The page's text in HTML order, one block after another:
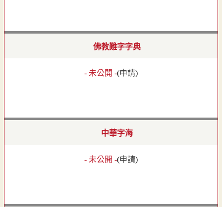
佛教難字字典
- 未公開 -(申請)
中華字海
- 未公開 -(申請)